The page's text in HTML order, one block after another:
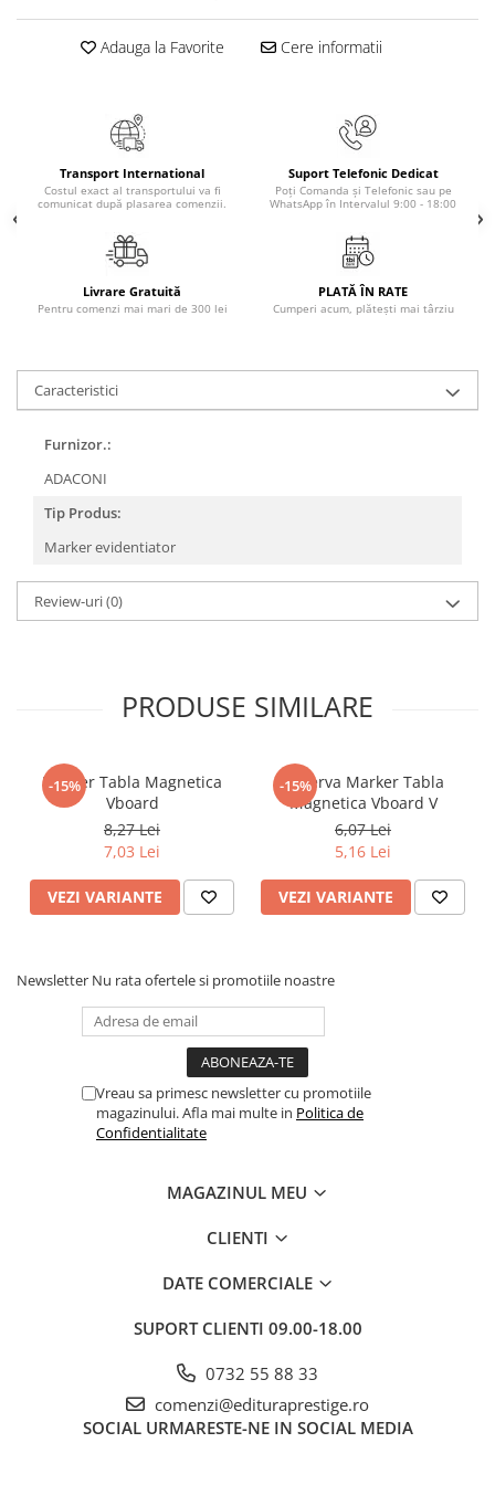
Lecturi Scolare
Ma pregatesc pentru scoala
Manuale - Carte Scolara
Clasa a II-a
Clasa a VI-a
Clasa I
Clasa pregatitoare
Limbi Straine
Povesti
Povesti ilustrate
Povesti - Basme - Legende
Religie pentru copii
Adauga la Favorite Cere informatii
Transport International
Costul exact al transportului va fi
comunicat după plasarea comenzii.
Suport Telefonic Dedicat
Poți Comanda și Telefonic sau pe
WhatsApp în Intervalul 9:00 - 18:00
Livrare Gratuită
Pentru comenzi mai mari de 300 lei
PLATĂ ÎN RATE
Cumperi acum, plătești mai târziu
Caracteristici
Furnizor.:
ADACONI
Tip Produs:
Marker evidentiator
Review-uri(0)
PRODUSE SIMILARE
-15%
Marker Tabla Magnetica
Vboard
8,27 Lei
7,03 Lei
VEZI VARIANTE
-15%
Rezerva Marker Tabla
Magnetica Vboard V
6,07 Lei
5,16 Lei
VEZI VARIANTE
Newsletter Nu rata ofertele si promotiile noastre
Vreau sa primesc newsletter cu promotiile
magazinului. Afla mai multe in Politica de
Confidentialitate
MAGAZINUL MEU
CLIENTI
DATE COMERCIALE
SUPORT CLIENTI 09.00-18.00
0732 55 88 33
comenzi@edituraprestige.ro
SOCIAL URMARESTE-NE IN SOCIAL MEDIA